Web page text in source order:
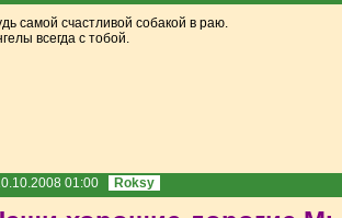
самой счастливой собакой в раю.
всегда с тобой.
01:00 Roksy